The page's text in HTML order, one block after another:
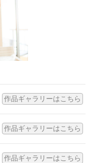
作品ギャラリーはこちら
作品ギャラリーはこちら
作品ギャラリーはこちら